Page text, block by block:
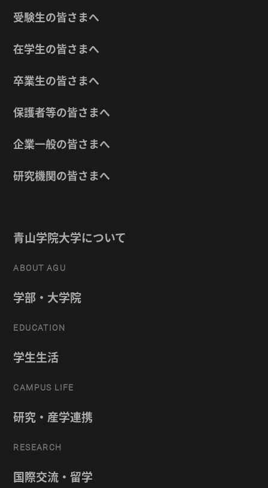
受験生の皆さまへ
在学生の皆さまへ
卒業生の皆さまへ
保護者等の皆さまへ
企業一般の皆さまへ
研究機関の皆さまへ
青山学院大学について
ABOUT AGU
学部・大学院
EDUCATION
学生生活
CAMPUS LIFE
研究・産学連携
RESEARCH
国際交流・留学